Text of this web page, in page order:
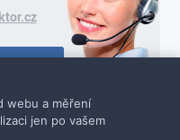
webu a měření
jen po vašem